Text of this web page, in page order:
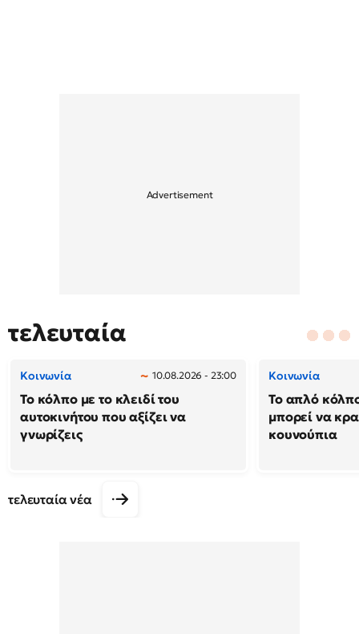
τελευταία
Κοινωνία 10.08.2026 - 23:00
Το κόλπο με το κλειδί του
αυτοκινήτου που αξίζει να
γνωρίζεις
Κοινωνία
Το απλό
μπορεί να
κουνούπια
τελευταία νέα